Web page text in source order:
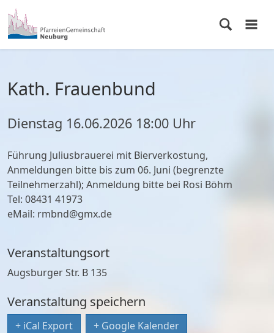
Kath. Frauenbund
Dienstag 16.06.2026 18:00 Uhr
Führung Juliusbrauerei mit Bierverkostung,
Anmeldungen bitte bis zum 06. Juni (begrenzte
Teilnehmerzahl); Anmeldung bitte bei Rosi Böhm
Tel: 08431 41973
eMail: rmbnd@gmx.de
Veranstaltungsort
Augsburger Str. B 135
Veranstaltung speichern
+ iCal Export + Google Kalender